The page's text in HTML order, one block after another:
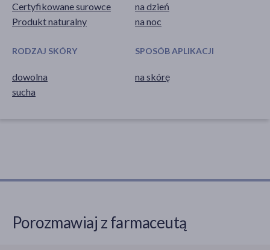
Certyfikowane surowce
Produkt naturalny
na dzień
na noc
RODZAJ SKÓRY
dowolna
sucha
SPOSÓB APLIKACJI
na skórę
Porozmawiaj z farmaceutą